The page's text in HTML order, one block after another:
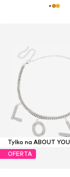
Tylko na ABOUT YOU
OFERTA